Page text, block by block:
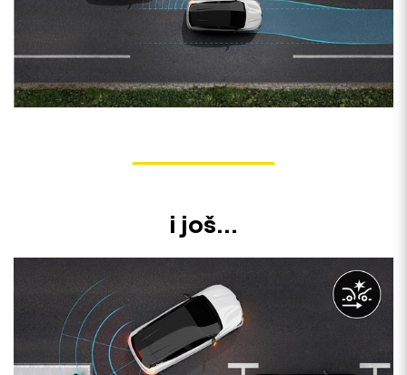
i još...